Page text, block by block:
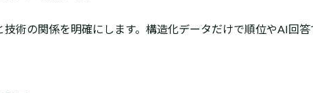
術の関係を明確にします。構造化データだけで順位やAI回